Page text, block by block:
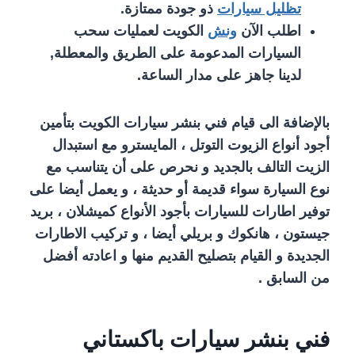
تظليل سيارات ذو جودة ممتازة.
اطلب الآن ونش الكويت لعمليات سحب
السيارات المدعومة على الطريق والمعطلة,
لدينا جاهز على مدار الساعة.
بالإضافة الى قيام فني بنشر سيارات الكويت بتأمين
أجود أنواع الزيوت التوتل ، المايسترو مع استبدال
الزيت التالف بالجديد و نحرص على أن يتناسب مع
نوع السيارة سواء قديمة أو حديثة ، و يعمل أيضا على
توفير اطارات للسيارات بأجود الأنواع كميشلان ، بريد
جيستون ، هانكوك و بريلي أيضا ، و تركيب الاطارات
الجديدة و القيام بتصليح القديم منها و اعادته أفضل
من السابق .
فني بنشر سيارات باكستاني